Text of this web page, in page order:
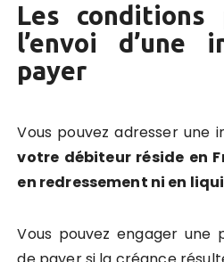
Les conditions
l’envoi d’une
payer
Vous pouvez adresser une
votre débiteur réside en
en redressement ni en
Vous pouvez engager une